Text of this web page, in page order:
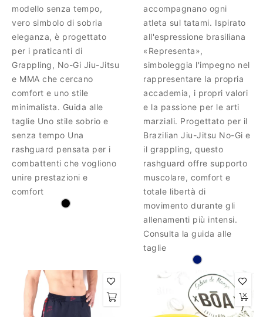
modello senza tempo,
vero simbolo di sobria
eleganza, è progettato
per i praticanti di
Grappling, No-Gi Jiu-Jitsu
e MMA che cercano
comfort e uno stile
minimalista. Guida alle
taglie Uno stile sobrio e
senza tempo Una
rashguard pensata per i
combattenti che vogliono
unire prestazioni e
comfort
accompagnano ogni
atleta sul tatami. Ispirato
all'espressione brasiliana
«Representa»,
simboleggia l'impegno nel
rappresentare la propria
accademia, i propri valori
e la passione per le arti
marziali. Progettato per il
Brazilian Jiu-Jitsu No-Gi e
il grappling, questo
rashguard offre supporto
muscolare, comfort e
totale libertà di
movimento durante gli
allenamenti più intensi.
Consulta la guida alle
taglie